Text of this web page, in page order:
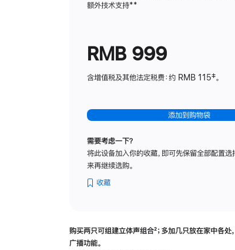
额外技术支持脚
**
RMB 999
含增值税及其他法定税费：约 RMB 115‡。
添加到购物袋
需要考虑一下？
将此设备加入你的收藏，即可先保留全部配置选
来再继续选购。
收藏
购买两只可组建立体声组合脚
²；多加几只放在家中各处
广播功能。